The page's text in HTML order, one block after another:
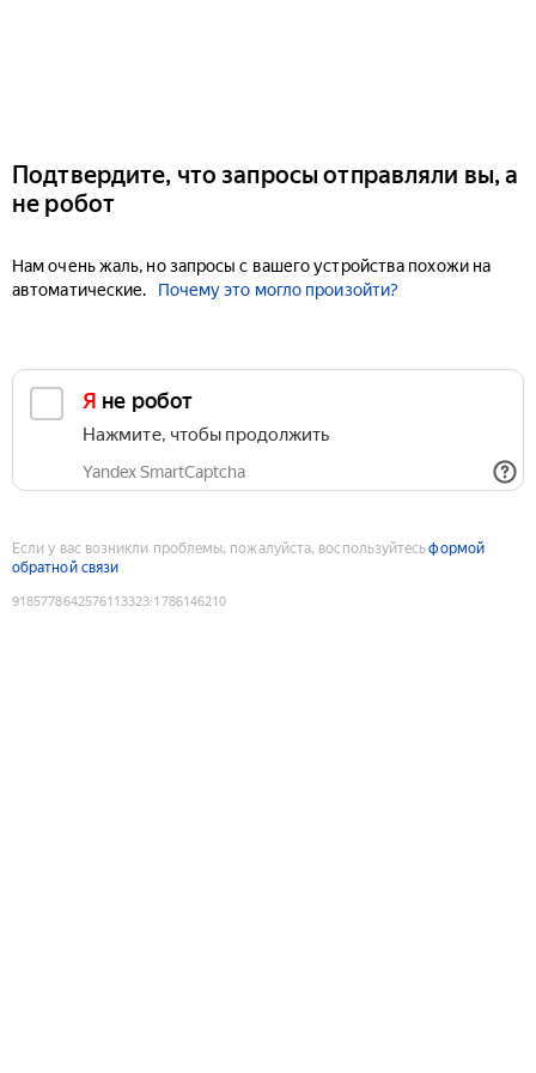
Подтвердите, что запросы отправляли вы, а
не робот
Нам очень жаль, но запросы с вашего устройства похожи на
автоматические.
Почему это могло произойти?
Я не робот
Нажмите, чтобы продолжить
Yandex SmartCaptcha
Если у вас возникли проблемы, пожалуйста, воспользуйтесьформой
обратной связи
9185778642576113323:1786146210